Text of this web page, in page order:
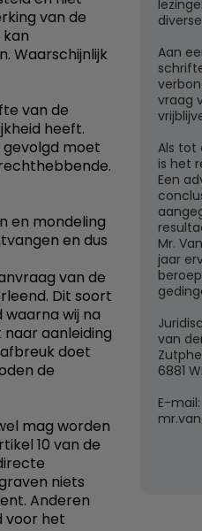
van de
Waarschijnlijk
van de
heeft.
gevolgd moet
en mondeling
en dus
van de
Dit soort
wij na
aanleiding
doet
de
mag worden
10 van de
niets
Anderen
voor het
Aan
vraag
Als tot
is het
Een
Mr.
jaar
van
6881
E-mail: